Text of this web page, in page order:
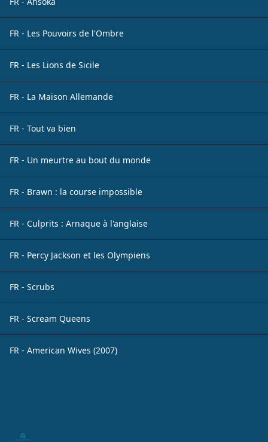
FR - Les Pouvoirs de l'Ombre
FR - Les Lions de Sicile
FR - La Maison Allemande
FR - Tout va bien
FR - Un meurtre au bout du monde
FR - Brawn : la course impossible
FR - Culprits : Arnaque à l'anglaise
FR - Percy Jackson et les Olympiens
FR - Scrubs
FR - Scream Queens
FR - American Wives (2007)